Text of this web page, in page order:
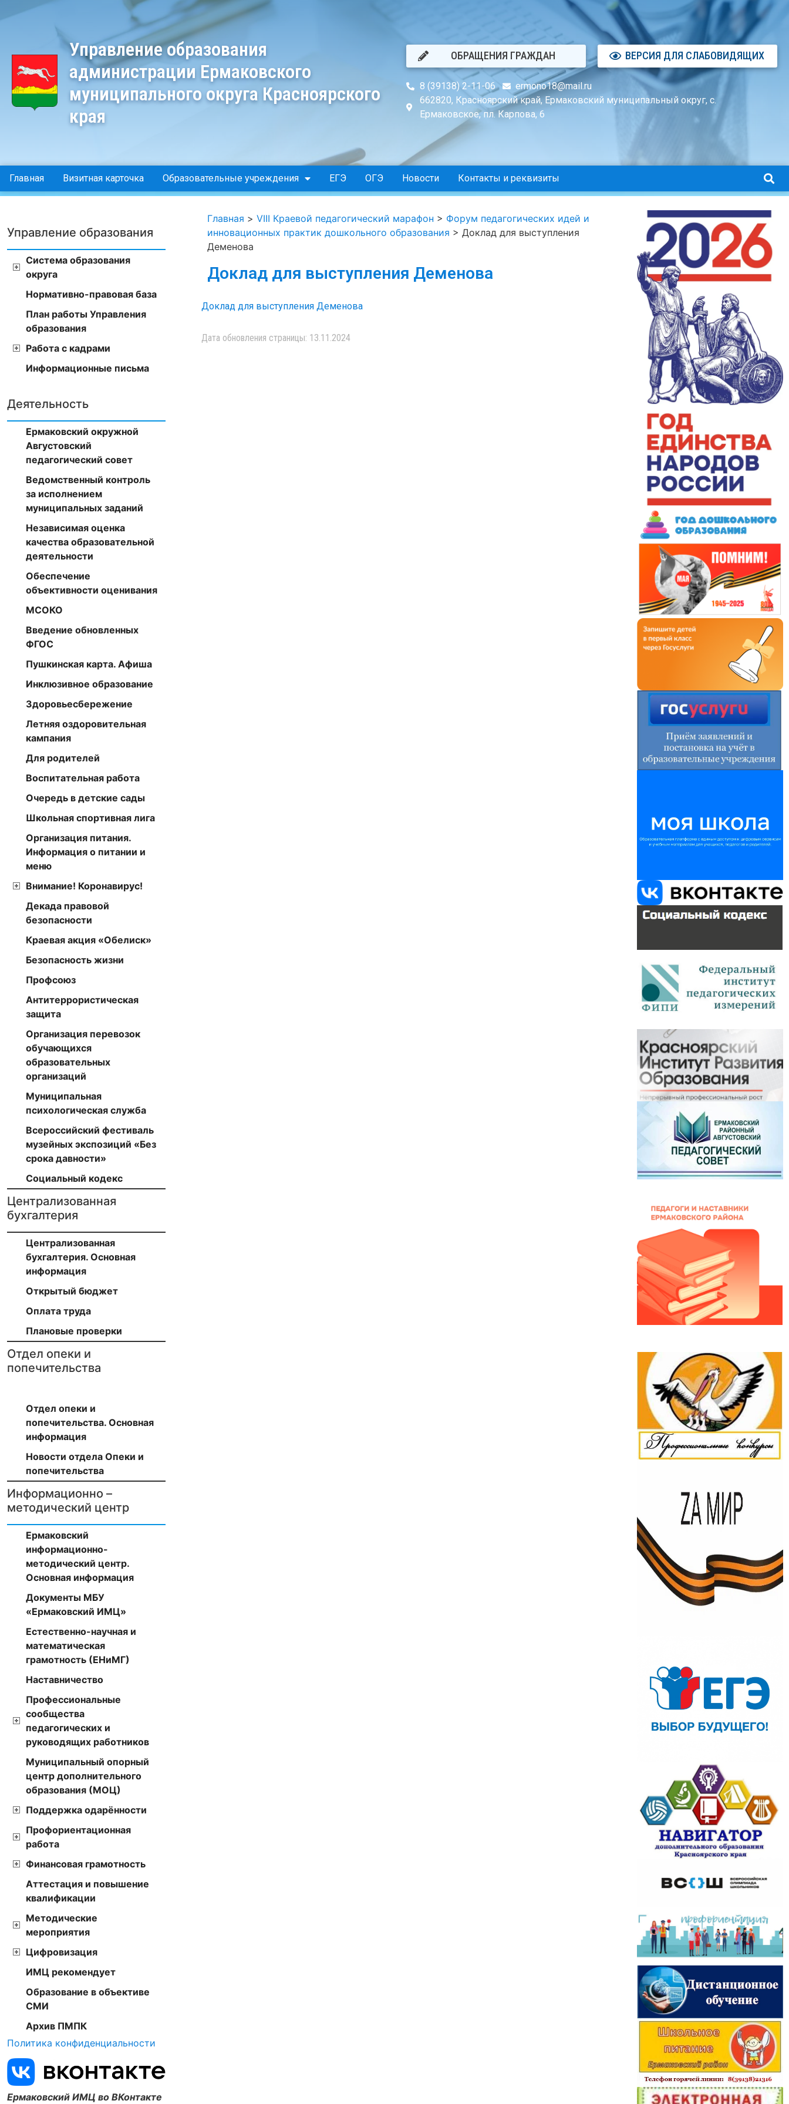
Управление образования
администрации Ермаковского
муниципального округа Красноярского
края
ОБРАЩЕНИЯ ГРАЖДАН ВЕРСИЯ ДЛЯ СЛАБОВИДЯЩИХ
8 (39138) 2-11-06
ermono18@mail.ru
662820, Красноярский край, Ермаковский муниципальный округ, с.
Ермаковское, пл. Карпова, 6
Главная Визитная карточка Образовательные учреждения ЕГЭ ОГЭ Новости Контакты и реквизиты
Управление образования
Система образования
округа
Нормативно-правовая база
План работы Управления
образования
Работа с кадрами
Информационные письма
Деятельность
Ермаковский окружной
Августовский
педагогический совет
Ведомственный контроль
за исполнением
муниципальных заданий
Независимая оценка
качества образовательной
деятельности
Обеспечение
объективности оценивания
МСОКО
Введение обновленных
ФГОС
Пушкинская карта. Афиша
Инклюзивное образование
Здоровьесбережение
Летняя оздоровительная
кампания
Для родителей
Воспитательная работа
Очередь в детские сады
Школьная спортивная лига
Организация питания.
Информация о питании и
меню
Внимание! Коронавирус!
Декада правовой
безопасности
Краевая акция «Обелиск»
Безопасность жизни
Профсоюз
Антитеррористическая
защита
Организация перевозок
обучающихся
образовательных
организаций
Муниципальная
психологическая служба
Всероссийский фестиваль
музейных экспозиций «Без
срока давности»
Социальный кодекс
Централизованная
бухгалтерия
Централизованная
бухгалтерия. Основная
информация
Открытый бюджет
Оплата труда
Плановые проверки
Отдел опеки и
попечительства
Отдел опеки и
попечительства. Основная
информация
Новости отдела Опеки и
попечительства
Информационно –
методический центр
Ермаковский
информационно-
методический центр.
Основная информация
Документы МБУ
«Ермаковский ИМЦ»
Естественно-научная и
математическая
грамотность (ЕНиМГ)
Наставничество
Профессиональные
сообщества
педагогических и
руководящих работников
Муниципальный опорный
центр дополнительного
образования (МОЦ)
Поддержка одарённости
Профориентационная
работа
Финансовая грамотность
Аттестация и повышение
квалификации
Методические
мероприятия
Цифровизация
ИМЦ рекомендует
Образование в объективе
СМИ
Архив ПМПК
Политика конфиденциальности
Ермаковский ИМЦ во ВКонтакте
Главная >VIII Краевой педагогический марафон > Форум педагогических идей и
инновационных практик дошкольного образования >Доклад для выступления
Деменова
Доклад для выступления Деменова
Доклад для выступления Деменова
Дата обновления страницы: 13.11.2024